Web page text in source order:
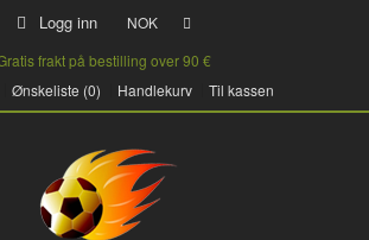
Logg inn
NOK
frakt på bestilling over 90 €
Ønskeliste (0) Handlekurv Til kassen